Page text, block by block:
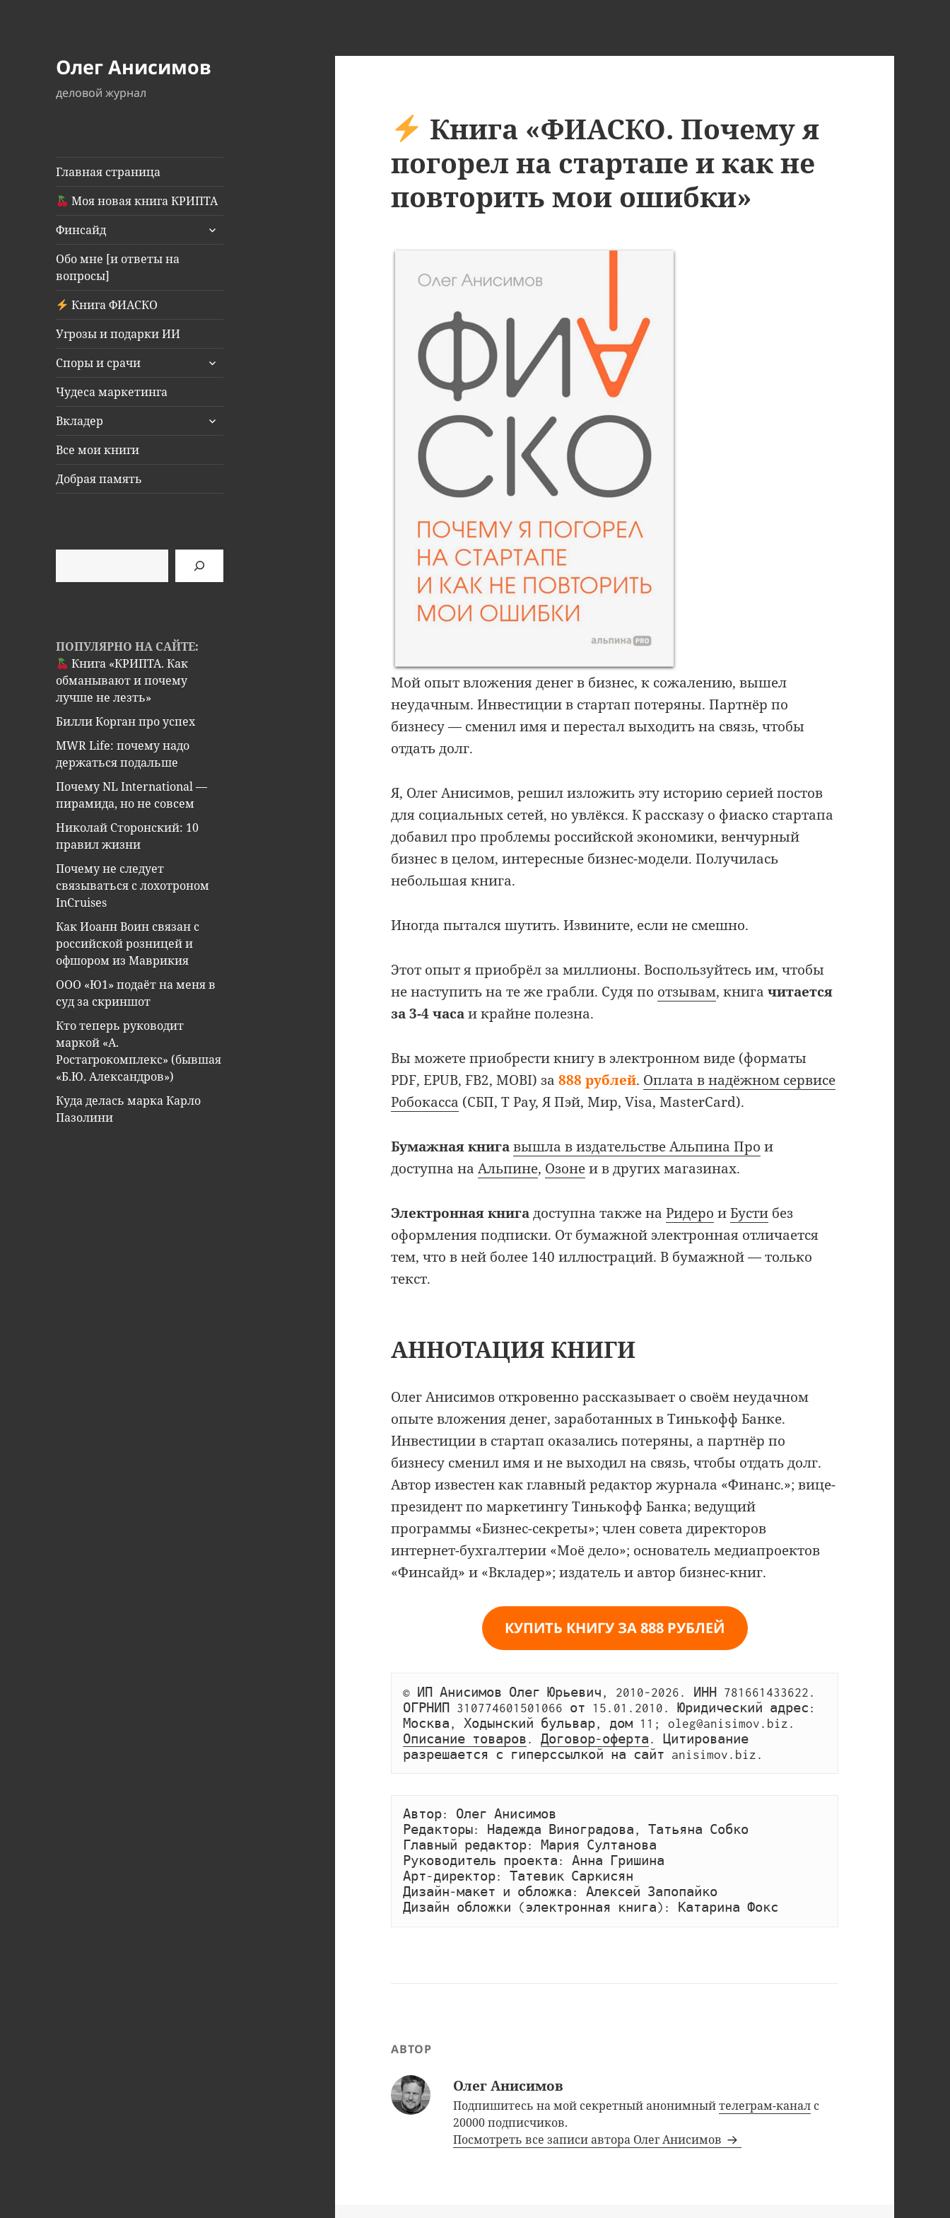
Олег Анисимов
деловой журнал
Главная страница
Моя новая книга КРИПТА
Финсайд
раскрыть
Обо мне [и ответы на
вопросы]
Книга ФИАСКО
Угрозы и подарки ИИ
Споры и срачи
раскрыть
Чудеса маркетинга
Вкладер
раскрыть
Все мои книги
Добрая память
ПОПУЛЯРНО НА САЙТЕ:
Книга «КРИПТА. Как
обманывают и почему
лучше не лезть»
Билли Корган про успех
MWR Life: почему надо
держаться подальше
Почему NL International —
пирамида, но не совсем
Николай Сторонский: 10
правил жизни
Почему не следует
связываться с лохотроном
InCruises
Как Иоанн Воин связан с
российской розницей и
офшором из Маврикия
ООО «Ю1» подаёт на меня в
суд за скриншот
Кто теперь руководит
маркой «А.
Ростагрокомплекс» (бывшая
«Б.Ю. Александров»)
Куда делась марка Карло
Пазолини
Книга «ФИАСКО. Почему я
погорел на стартапе и как не
повторить мои ошибки»
Мой опыт вложения денег в бизнес, к сожалению, вышел
неудачным. Инвестиции в стартап потеряны. Партнёр по
бизнесу — сменил имя и перестал выходить на связь, чтобы
отдать долг.
Я, Олег Анисимов, решил изложить эту историю серией постов
для социальных сетей, но увлёкся. К рассказу о фиаско стартапа
добавил про проблемы российской экономики, венчурный
бизнес в целом, интересные бизнес-модели. Получилась
небольшая книга.
Иногда пытался шутить. Извините, если не смешно.
Этот опыт я приобрёл за миллионы. Воспользуйтесь им, чтобы
не наступить на те же грабли. Судя по отзывам, книгачитается
за 3-4 часаи крайне полезна.
Вы можете приобрести книгу в электронном виде (форматы
PDF, EPUB, FB2, MOBI) за888 рублей. Оплата в надёжном сервисе
Робокасса (СБП, T Pay, Я Пэй, Мир, Visa, MasterCard).
Бумажная книга вышла в издательстве Альпина Про и
доступна наАльпине, Озонеи в других магазинах.
Электронная книгадоступна также наРидеро иБусти без
оформления подписки. От бумажной электронная отличается
тем, что в ней более 140 иллюстраций. В бумажной — только
текст.
АННОТАЦИЯ КНИГИ
Олег Анисимов откровенно рассказывает о своём неудачном
опыте вложения денег, заработанных в Тинькофф Банке.
Инвестиции в стартап оказались потеряны, а партнёр по
бизнесу сменил имя и не выходил на связь, чтобы отдать долг.
Автор известен как главный редактор журнала «Финанс.»; вице-
президент по маркетингу Тинькофф Банка; ведущий
программы «Бизнес-секреты»; член совета директоров
интернет-бухгалтерии «Моё дело»; основатель медиапроектов
«Финсайд» и «Вкладер»; издатель и автор бизнес-книг.
КУПИТЬ КНИГУ ЗА 888 РУБЛЕЙ
© ИП Анисимов Олег Юрьевич, 2010-2026. ИНН 781661433622.
ОГРНИП 310774601501066 от 15.01.2010. Юридический адрес:
Описание товаров . Договор-оферта . Цитирование
разрешается с гиперссылкой на сайт anisimov.biz.
Автор: Олег Анисимов
Редакторы: Надежда Виноградова, Татьяна Собко
Главный редактор: Мария Султанова
Руководитель проекта: Анна Гришина
Арт-директор: Татевик Саркисян
Дизайн-макет и обложка: Алексей Запопайко
Дизайн обложки (электронная книга): Катарина Фокс
АВТОР
Олег Анисимов
Подпишитесь на мой секретный анонимныйтелеграм-канал с
20000 подписчиков.
Посмотреть все записи автора Олег Анисимов